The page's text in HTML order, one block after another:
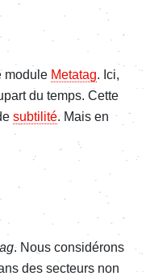
module Meta­­tag. Ici,
du temps. Cette
subti­­lité. Mais en
. Nous consi­­dé­­rons
des secteurs non